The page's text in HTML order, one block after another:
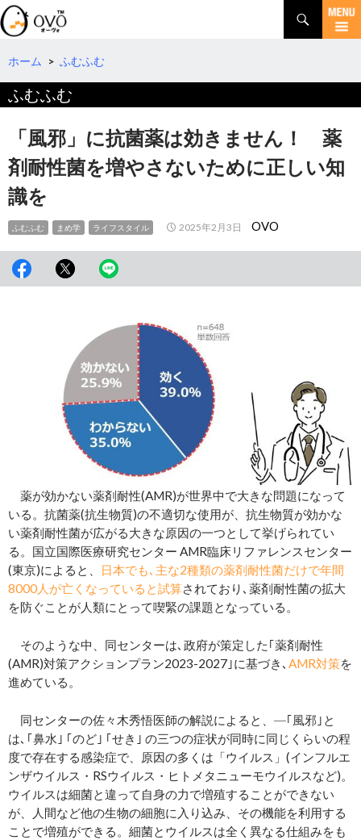
検
索
コ
テ
へ
ホーム > ふむふむ
ふむふむ
「風邪」に抗菌薬は効きません！ 薬
剤耐性菌を増やさないために正しい知
識を
ふむふむ まめ学 ライフスタイル 2025年2月3日 OVO
薬が効かない薬剤耐性(AMR)が世界中で大きな問題になって
いる。抗菌薬(抗生物質)の不適切な使用が、抗生物質が効かな
い薬剤耐性菌が広がる大きな原因の一つとして挙げられてい
る。国立国際医療研究センター AMR臨床リファレンスセンター
(東京)によると、
日本でも､主な2種類の薬剤耐性菌だけで年間
8000人が亡くなっていると試算されており､薬剤耐性菌の拡大
を防ぐことが人類にとって喫緊の課題となっている。
そのような中、同センターは､政府が策定した｢薬剤耐性
(AMR)対策アクションプラン2023-2027｣に基づき､ AMR対策を
進めている。
同センターの佐々木秀悟医師の解説によると、
｢風邪｣と
は､｢鼻水｣ ｢のど｣ ｢せき｣ の三つの症状が同時に同じくらいの程
度で存在する感染症で、原因の多くは「ウイルス」(インフルエ
ンザウイルス・RSウイルス・ヒトメタニューモウイルスなど)。
ウイルスは細菌と違って自身の力で増殖することができない
が、人間など他の生物の細胞に入り込み、その機能を利用する
ことで増殖ができる。細菌とウイルスは全く異なる仕組みをも